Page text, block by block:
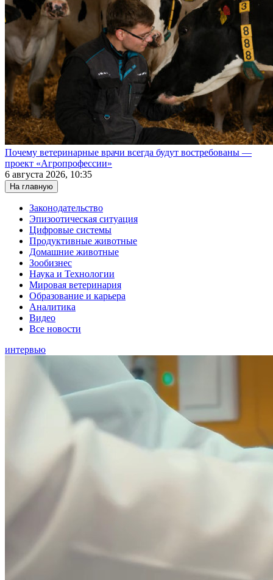
Почему ветеринарные врачи всегда будут востребованы —
проект «Агропрофессии»
6 августа 2026, 10:35
На главную
Законодательство
Эпизоотическая ситуация
Цифровые системы
Продуктивные животные
Домашние животные
Зообизнес
Наука и Технологии
Мировая ветеринария
Образование и карьера
Аналитика
Видео
Все новости
интервью